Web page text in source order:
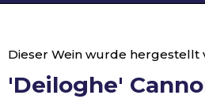
Dieser Wein wurde hergestellt
'Deiloghe'